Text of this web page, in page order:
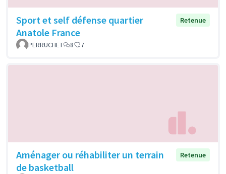
Sport et self défense quartier
Anatole France
Retenue
PERRUCHET 8 7
Aménager ou réhabiliter un terrain
de basketball
Retenue